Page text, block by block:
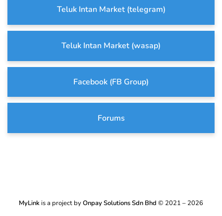
Teluk Intan Market (telegram)
Teluk Intan Market (wasap)
Facebook (FB Group)
Forums
MyLink is a project byOnpay Solutions Sdn Bhd © 2021 – 2026